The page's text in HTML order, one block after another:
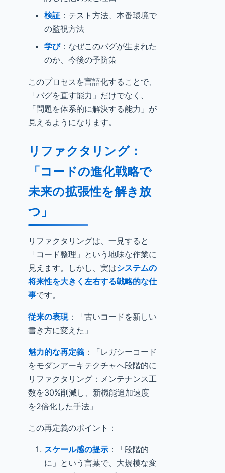
検証 ：テスト方法、本番環境で
の監視方法
学び：なぜこのバグが生まれた
のか、今後の予防策
このプロセスを言語化することで、
「バグを直す能力」だけでなく、
「問題を体系的に解決する能力」が
見えるようになります。
リファクタリング：
「コードの進化戦略で
未来の拡張性を解き放
つ」
リファクタリングは、一見すると
「コード整理」という地味な作業に
見えます。しかし、実はシステムの
将来性を大きく左右する戦略的な仕
事です。
従来の表現：「古いコードを新しい
書き方に変えた」
魅力的な再定義 ：「レガシーコード
をモダンアーキテクチャへ段階的に
リファクタリング：メンテナンス工
数を30%削減し、新機能追加速度
を2倍化した手法」
この再定義のポイント：
スケール感の提示 ：「段階的
に」という言葉で、大規模な変